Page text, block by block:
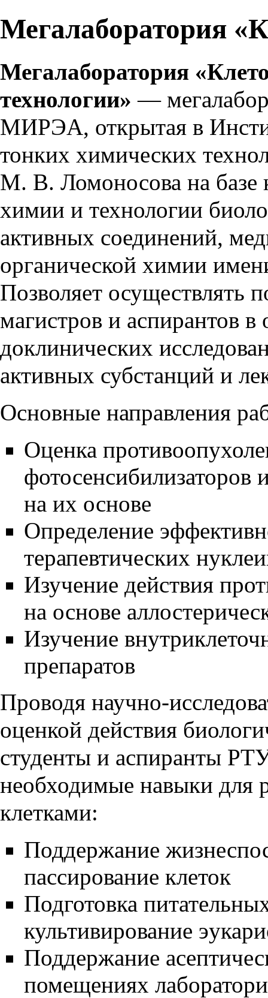
Мегалаборатория
Мегалаборатория
технологии» —
МИРЭА, открытая в
тонких химических
М. В. Ломоносова на
химии и технологии
активных соединений,
органической химии
Позволяет осуществлять
магистров и аспирантов в
доклинических
активных субстанций и
Основные направления
Оценка
фотосенсибилизаторов
на их основе
Определение
терапевтических
Изучение действия
на основе
Изучение
препаратов
Проводя научно-
оценкой действия
студенты и аспиранты
необходимые навыки для
клетками:
Поддержание
пассирование клеток
Подготовка
культивирование
Поддержание
помещениях